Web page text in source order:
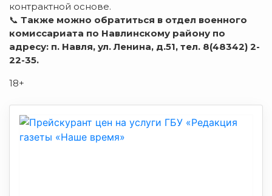
контрактной основе.
📞 Также можно обратиться в отдел военного
комиссариата по Навлинскому району по
адресу: п. Навля, ул. Ленина, д.51, тел. 8(48342) 2-
22-35.
18+